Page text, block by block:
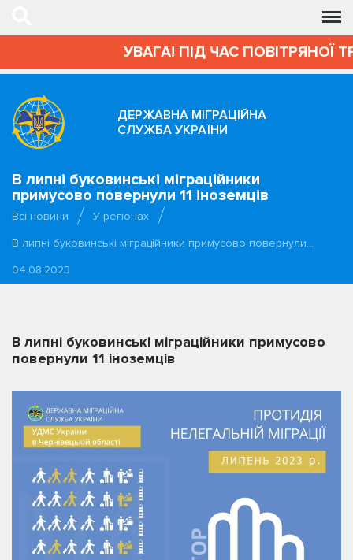
УВАГА! ПІД ЧАС ПОВІТРЯНОЇ
ДЕРЖАВНА МІГРАЦІЙНА
СЛУЖБА УКРАЇНИ
В липні буковинські міграційники
примусово повернули 11 іноземців
Всі новини
У регіонах
В липні буковинські міграційники примусово повернули…
04.08.2023
В липні буковинські міграційники примусово
повернули 11 іноземців